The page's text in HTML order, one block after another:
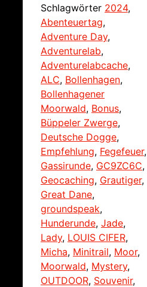
Schlagwörter 2024,
Abenteuertag,
Adventure Day,
Adventurelab,
Adventurelabcache,
ALC, Bollenhagen,
Bollenhagener
Moorwald, Bonus,
Büppeler Zwerge,
Deutsche Dogge,
Empfehlung, Fegefeuer,
Gassirunde, GC9ZC6C,
Geocaching, Grautiger,
Great Dane,
groundspeak,
Hunderunde, Jade,
Lady, LOUIS CIFER,
Micha, Minitrail, Moor,
Moorwald, Mystery,
OUTDOOR, Souvenir,